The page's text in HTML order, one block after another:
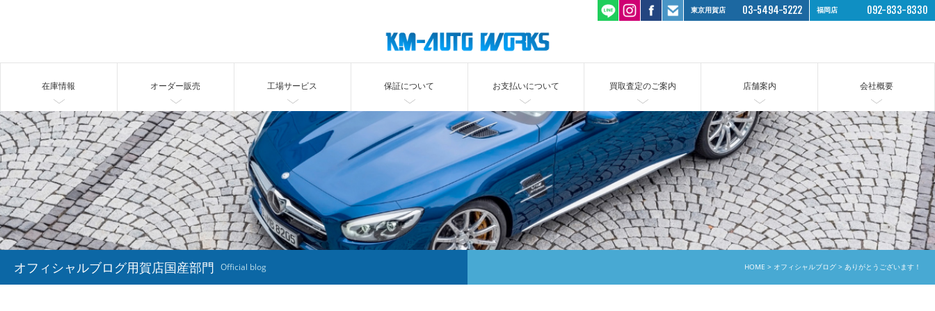
東京用賀店 03-5494-5222 福岡店 092-833-8330
在庫情報 オーダー販売 工場サービス 保証について お支払いについて 買取査定のご案内 店舗案内 会社概要
オフィシャルブログ用賀店国産部門 Official blog HOME オフィシャルブログ ありがとうございます！